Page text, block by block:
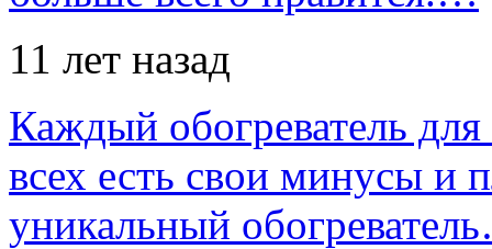
11 лет назад
Каждый обогреватель
всех есть свои минусы и
уникальный